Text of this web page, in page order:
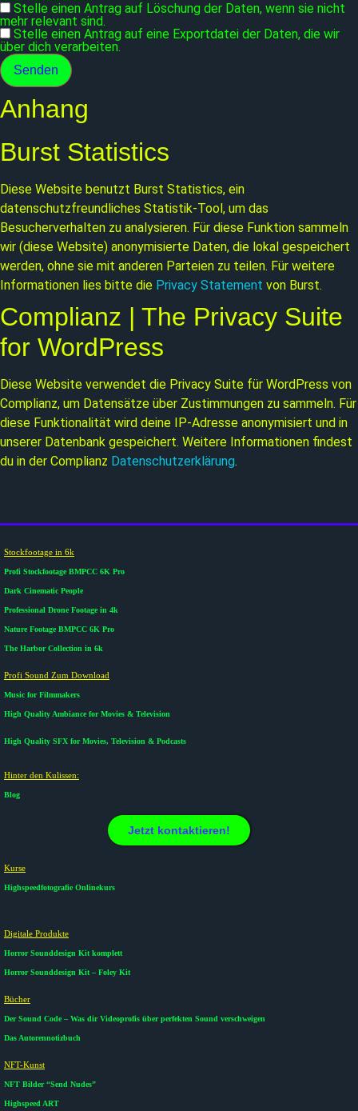
Stelle einen Antrag auf Löschung der Daten, wenn sie nicht
mehr relevant sind.
Stelle einen Antrag auf eine Exportdatei der Daten, die wir
über dich verarbeiten.
Anhang
Burst Statistics
Diese Website benutzt Burst Statistics, ein
datenschutzfreundliches Statistik-Tool, um das
Besucherverhalten zu analysieren. Für diese Funktion sammeln
wir (diese Website) anonymisierte Daten, die lokal gespeichert
werden, ohne sie mit anderen Parteien zu teilen. Für weitere
Informationen lies bitte die Privacy Statement von Burst.
Complianz | The Privacy Suite
for WordPress
Diese Website verwendet die Privacy Suite für WordPress von
Complianz, um Datensätze über Zustimmungen zu sammeln. Für
diese Funktionalität wird deine IP-Adresse anonymisiert und in
unserer Datenbank gespeichert. Weitere Informationen findest
du in der Complianz Datenschutzerklärung.
Stockfootage in 6k
Profi Stockfootage BMPCC 6K Pro
Dark Cinematic People
Professional Drone Footage in 4k
Nature Footage BMPCC 6K Pro
The Harbor Collection in 6k
Profi Sound Zum Download
Music for Filmmakers
High Quality Ambiance for Movies & Television
High Quality SFX for Movies, Television & Podcasts
Hinter den Kulissen:
Blog
Jetzt kontaktieren!
Kurse​
Highspeedfotografie Onlinekurs
Digitale Produkte​
Horror Sounddesign Kit komplett
Horror Sounddesign Kit – Foley Kit
Bücher
Der Sound Code – Was dir Videoprofis über perfekten Sound verschweigen
Das Autorennotizbuch
NFT-Kunst
NFT Bilder “Send Nudes”
Highspeed ART